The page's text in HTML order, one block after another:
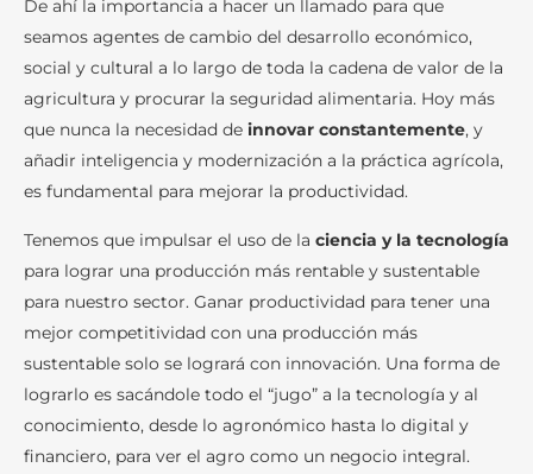
De ahí la importancia a hacer un llamado para que
seamos agentes de cambio del desarrollo económico,
social y cultural a lo largo de toda la cadena de valor de la
agricultura y procurar la seguridad alimentaria. Hoy más
que nunca la necesidad de innovar constantemente, y
añadir inteligencia y modernización a la práctica agrícola,
es fundamental para mejorar la productividad.
Tenemos que impulsar el uso de la ciencia y la tecnología
para lograr una producción más rentable y sustentable
para nuestro sector. Ganar productividad para tener una
mejor competitividad con una producción más
sustentable solo se logrará con innovación. Una forma de
lograrlo es sacándole todo el “jugo” a la tecnología y al
conocimiento, desde lo agronómico hasta lo digital y
financiero, para ver el agro como un negocio integral.